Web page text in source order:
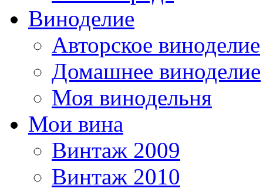
Виноделие
Авторское виноделие
Домашнее виноделие
Моя винодельня
Мои вина
Винтаж 2009
Винтаж 2010